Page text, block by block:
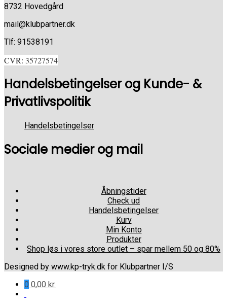
8732 Hovedgård
mail@klubpartner.dk
Tlf: 91538191
CVR: 35727574
Handelsbetingelser og Kunde- &
Privatlivspolitik
Handelsbetingelser
Sociale medier og mail
Åbningstider
Check ud
Handelsbetingelser
Kurv
Min Konto
Produkter
Shop løs i vores store outlet – spar mellem 50 og 80%
Designed by www.kp-tryk.dk for Klubpartner I/S
0 0,00 kr.